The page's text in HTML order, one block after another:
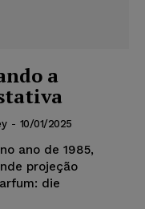
a
- 10/01/2025
ano de 1985,
projeção
die